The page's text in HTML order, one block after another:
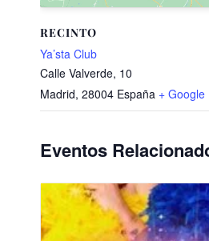
RECINTO
Ya’sta Club
Calle Valverde, 10
Madrid, 28004 España + Google
Eventos